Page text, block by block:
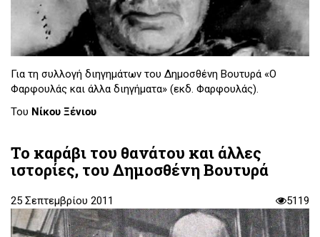
Για τη συλλογή διηγημάτων του Δημοσθένη Βουτυρά «Ο
Φαρφουλάς και άλλα διηγήματα» (εκδ. Φαρφουλάς).
Του Νίκου Ξένιου
Το καράβι του θανάτου και άλλες
ιστορίες, του Δημοσθένη Βουτυρά
25 Σεπτεμβρίου 2011 5119